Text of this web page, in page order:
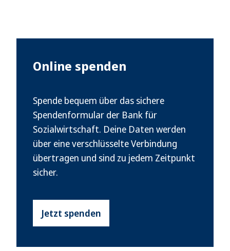
Online spenden
Spende bequem über das sichere
Spendenformular der Bank für
Sozialwirtschaft. Deine Daten werden
über eine verschlüsselte Verbindung
übertragen und sind zu jedem Zeitpunkt
sicher.
Jetzt spenden